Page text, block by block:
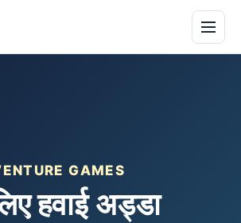
GAMES
हवाई अड्डा